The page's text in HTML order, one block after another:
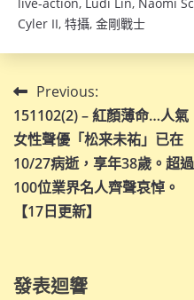
live-action, Ludi Lin, Naomi
Cyler II, 特攝, 金剛戰士
文
章
導
覽
Previous:
151102(2) – 紅顏薄命…人氣
女性聲優「松来未祐」已在
10/27病逝，享年38歲。超過
100位業界名人齊聲哀悼。
【17日更新】
發表迴響